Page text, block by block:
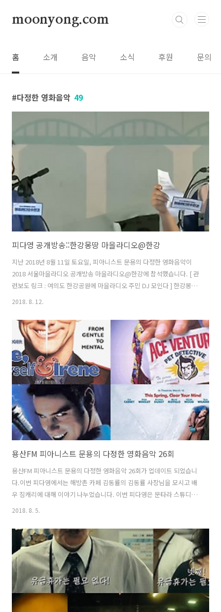
moonyong.com
홈 소개 음악 소식 후원 문의
다정한 영화음악 49
피다영 공개방송::한강몽땅 마을라디오@한강
지난 2018년 8월 11일 토요일, 피아니스트 문용의 다정한 영화음악이
2018 서울마을라디오 공개방송 마을라디오@한강에 참석했습니다. [ 관
련보도 링크 : 여의도 한강공원에 마을라디오 주민 DJ 모인다 ] 한강몽땅
페스티벌 - 2018 마을라디오@한강에 용산FM 대표로 참석한 피다영은
용의 라이브 연주와 만게 님의 입담으로 채워졌습니다. 이 날의 행사는
서울시가 주최, 서울마을미디어네트워크와 서울마을미디어지원센터가
주관 하였으며, 페이스북과 팟빵 라이브채널 동네방네로 생중계 되었습
니다. 그럼, 한강의 정취, 마포대교 아래 피아노의 울림이 함께 한피아니
스트 문용의 다정한 영화음악 마을라디오@한강 공개 방송을 들어보시
기 바랍니다.
2018. 8. 12.
용산FM 피아니스트 문용의 다정한 영화음악 26회
용산FM 피아니스트 문용의 다정한 영화음악 26회가 업데이트 되었습니
다.이번 피다영에서는 해방촌 카페 김동률의 김동률 사장님을 모시고 배
우 짐캐리에 대해 이야기 나누었습니다. 이번 피다영은 문타라 스튜디오
에서 녹음되었습니다. 그럼 용산FM 피아니스트 문용의 다정한 영화음악
티]1부https://www.podty.me/episode/142299362부
https://www.podty.me/episode/14229937 [팟빵]1부
http://www.podbbang.com/ch/7604?e=22674820 2부
http://www.podbbang.com/ch/7604?e=22674826
2018. 8. 5.